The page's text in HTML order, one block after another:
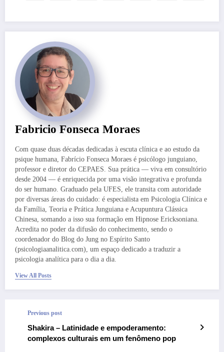
Fabricio Fonseca Moraes
Com quase duas décadas dedicadas à escuta clínica e ao estudo da
psique humana, Fabrício Fonseca Moraes é psicólogo junguiano,
professor e diretor do CEPAES. Sua prática — viva em consultório
desde 2004 — é enriquecida por uma visão integrativa e profunda
do ser humano. Graduado pela UFES, ele transita com autoridade
por diversas áreas do cuidado: é especialista em Psicologia Clínica e
da Família, Teoria e Prática Junguiana e Acupuntura Clássica
Chinesa, somando a isso sua formação em Hipnose Ericksoniana.
Acredita no poder da difusão do conhecimento, sendo o
coordenador do Blog do Jung no Espírito Santo
(psicologiaanalitica.com), um espaço dedicado a traduzir a
psicologia analítica para o dia a dia.
View All Posts
Previous post
Shakira – Latinidade e empoderamento:
complexos culturais em um fenômeno pop